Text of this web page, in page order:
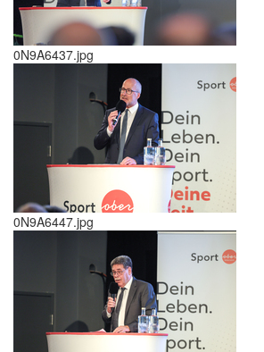
0N9A6437.jpg
0N9A6447.jpg